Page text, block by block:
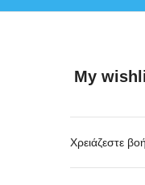
My
Χρειάζεστε